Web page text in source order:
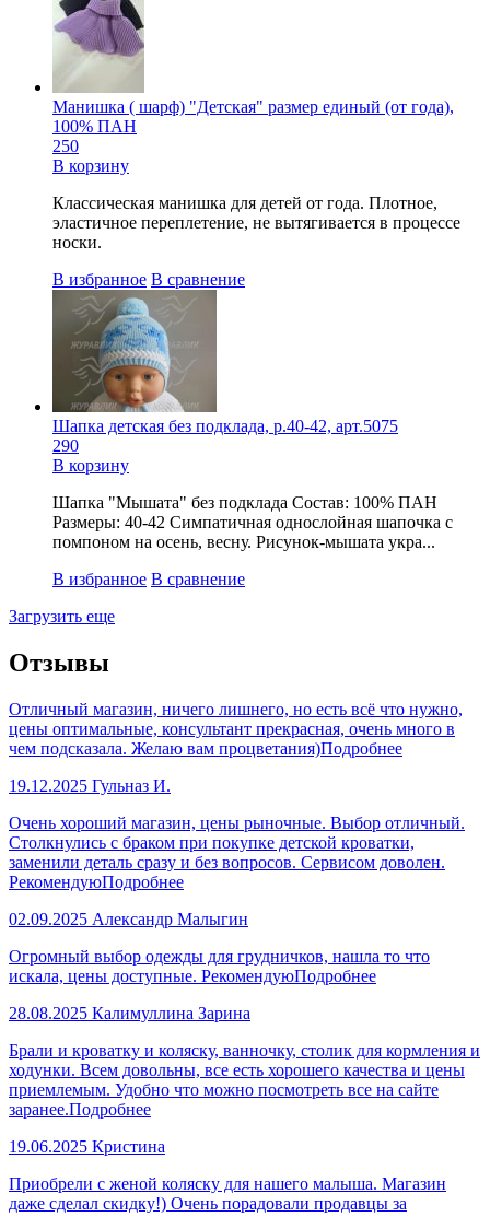
Манишка ( шарф) "Детская" размер единый (от года),
100% ПАН
250
В корзину
Классическая манишка для детей от года. Плотное,
эластичное переплетение, не вытягивается в процессе
носки.
В избранное В сравнение
Шапка детская без подклада, р.40-42, арт.5075
290
В корзину
Шапка "Мышата" без подклада Состав: 100% ПАН
Размеры: 40-42 Симпатичная однослойная шапочка с
помпоном на осень, весну. Рисунок-мышата укра...
В избранное В сравнение
Загрузить еще
Отзывы
Отличный магазин, ничего лишнего, но есть всё что нужно,
цены оптимальные, консультант прекрасная, очень много в
чем подсказала. Желаю вам процветания)Подробнее
19.12.2025 Гульназ И.
Очень хороший магазин, цены рыночные. Выбор отличный.
Столкнулись с браком при покупке детской кроватки,
заменили деталь сразу и без вопросов. Сервисом доволен.
РекомендуюПодробнее
02.09.2025 Александр Малыгин
Огромный выбор одежды для грудничков, нашла то что
искала, цены доступные. РекомендуюПодробнее
28.08.2025 Калимуллина Зарина
Брали и кроватку и коляску, ванночку, столик для кормления и
ходунки. Всем довольны, все есть хорошего качества и цены
приемлемым. Удобно что можно посмотреть все на сайте
заранее.Подробнее
19.06.2025 Кристина
Приобрели с женой коляску для нашего малыша. Магазин
даже сделал скидку!) Очень порадовали продавцы за